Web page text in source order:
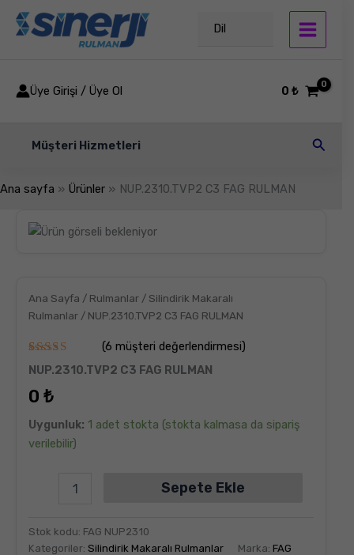
İçeriğe
atla
Dil
Üye Girişi / Üye Ol 0₺
Müşteri Hizmetleri Arama
Ana sayfa Ürünler NUP.2310.TVP2 C3 FAG RULMAN
Ana Sayfa / Rulmanlar / Silindirik Makaralı
Rulmanlar / NUP.2310.TVP2 C3 FAG RULMAN
6
müşteri
puanına
5
5.00
puan
aldı
(6 müşteri değerlendirmesi)
NUP.2310.TVP2 C3 FAG RULMAN
0 ₺
Uygunluk: 1 adet stokta (stokta kalmasa da sipariş
verilebilir)
C3
Sepete Ekle
Stok kodu: FAG NUP2310
Kategoriler: Silindirik Makaralı Rulmanlar Marka: FAG